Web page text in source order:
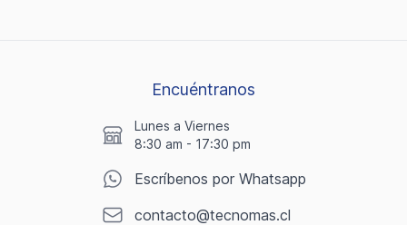
Encuéntranos
Lunes a Viernes
8:30 am - 17:30 pm
Escríbenos por Whatsapp
contacto@tecnomas.cl